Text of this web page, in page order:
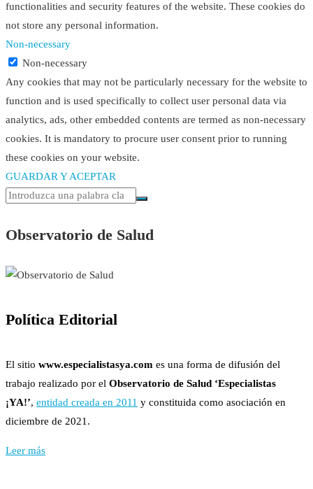
functionalities and security features of the website. These cookies do
not store any personal information.
Non-necessary
Non-necessary
Any cookies that may not be particularly necessary for the website to
function and is used specifically to collect user personal data via
analytics, ads, other embedded contents are termed as non-necessary
cookies. It is mandatory to procure user consent prior to running
these cookies on your website.
GUARDAR Y ACEPTAR
Observatorio de Salud
Política Editorial
El sitio www.especialistasya.com es una forma de difusión del
trabajo realizado por el Observatorio de Salud ‘Especialistas
¡YA!’, entidad creada en 2011 y constituida como asociación en
diciembre de 2021.
Leer más